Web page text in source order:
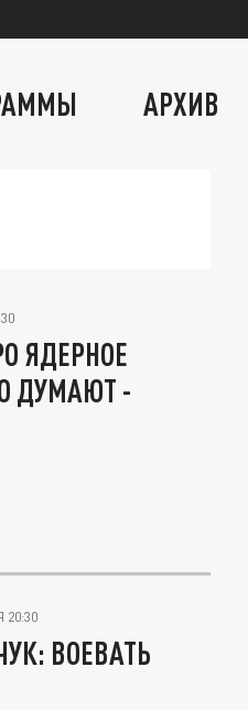
АРХИВ
ЯДЕРНОЕ
ДУМАЮТ -
20:30
ВОЕВАТЬ